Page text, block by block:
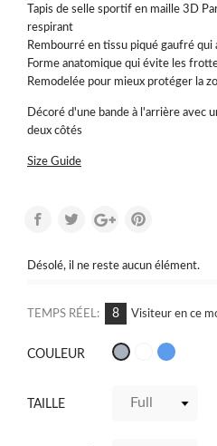
Tapis de selle sportif en maille 3D
respirant
Rembourré en tissu piqué gaufré
Forme anatomique qui évite les
Remodelée pour mieux protéger la
Décoré d'une bande à l'arrière avec
deux côtés
Size Guide
Désolé, il ne reste aucun élément.
TEMPS RÉEL: 8 Visiteur en ce
COULEUR Gris BlancBleu
TAILLE